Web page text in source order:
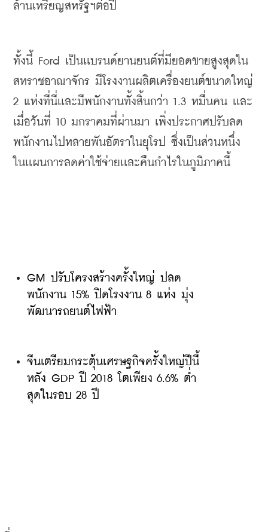
ล้านเหรียญสหรัฐฯต่อปี
ทั้งนี้ Ford เป็นเเบรนด์ยานยนต์ที่มียอดขายสูงสุดใน
สหราชอาณาจักร มีโรงงานผลิตเครื่องยนต์ขนาดใหญ่
2 แห่งที่นี่เเละมีพนักงานทั้งสิ้นกว่า 1.3 หมื่นคน เเละ
เมื่อวันที่ 10 มกราคมที่ผ่านมา เพิ่งประกาศปรับลด
พนักงานไปหลายพันอัตราในยุโรป ซึ่งเป็นส่วนหนึ่ง
ในเเผนการลดค่าใช้จ่ายเเละคืนกำไรในภูมิภาคนี้
GM ปรับโครงสร้างครั้งใหญ่ ปลด
พนักงาน 15% ปิดโรงงาน 8 แห่ง มุ่ง
พัฒนารถยนต์ไฟฟ้า
จีนเตรียมกระตุ้นเศรษฐกิจครั้งใหญ่ปีนี้
หลัง GDP ปี 2018 โตเพียง 6.6% ต่ำ
สุดในรอบ 28 ปี